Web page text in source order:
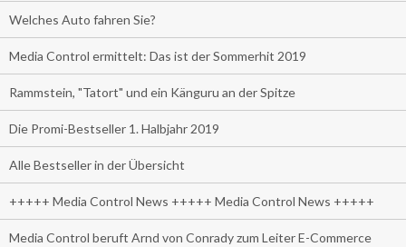
Welches Auto fahren Sie?
Media Control ermittelt: Das ist der Sommerhit 2019
Rammstein, "Tatort" und ein Känguru an der Spitze
Die Promi-Bestseller 1. Halbjahr 2019
Alle Bestseller in der Übersicht
+++++ Media Control News +++++ Media Control News +++++
Media Control beruft Arnd von Conrady zum Leiter E-Commerce